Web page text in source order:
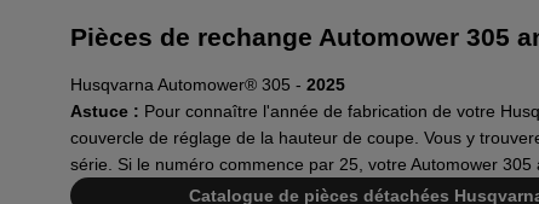
Pièces de rechange Automower 305
Husqvarna Automower® 305 - 2025
Astuce : Pour connaître l'année de fabrication de votre
couvercle de réglage de la hauteur de coupe. Vous y
série. Si le numéro commence par 25, votre Automower
Catalogue de pièces détachées